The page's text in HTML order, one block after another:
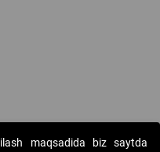
auksionlarni tashkil etish"
maqsadida biz saytda